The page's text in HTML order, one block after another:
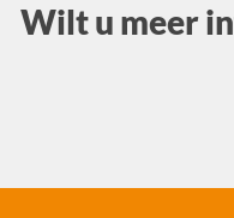
Wilt u meer